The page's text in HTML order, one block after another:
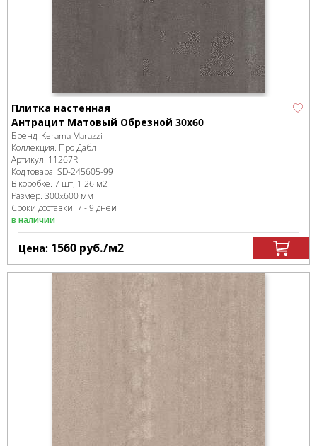
Плитка настенная
Антрацит Матовый Обрезной 30х60
Бренд: Kerama Marazzi
Коллекция: Про Дабл
Артикул: 11267R
Код товара: SD-245605-99
В коробке: 7 шт, 1.26 м2
Размер: 300x600 мм
Сроки доставки: 7 - 9 дней
в наличии
Цена: 1560 руб./м2